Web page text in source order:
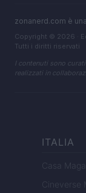
zonanerd.com è
Copyright © 2026 ·
Tutti i diritti riservati
I contenuti sono
realizzati in
ITALIA
Casa
Cineverse